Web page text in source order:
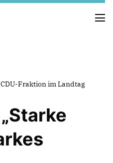
VITA
CDU-Fraktion im Landtag